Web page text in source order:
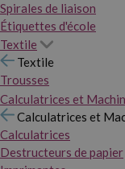
Spirales de liaison
Étiquettes d'école
Textile
Textile
Trousses
Calculatrices et
Calculatrices et
Calculatrices
Destructeurs de papier